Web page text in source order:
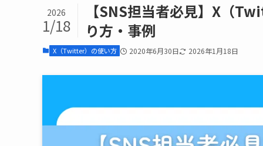
【SNS担当者必見】X（
り方・事例
2026
1/18
X（Twitter）の使い方 2020年6月30日 2026年1月18日